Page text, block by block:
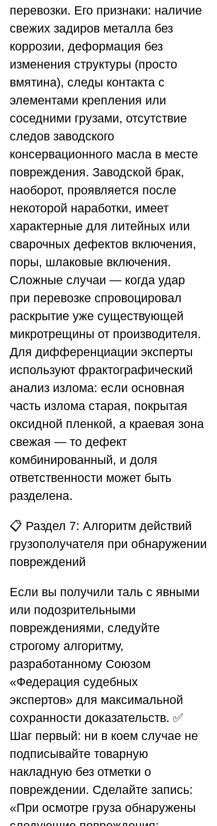
перевозки. Его признаки: наличие
свежих задиров металла без
коррозии, деформация без
изменения структуры (просто
вмятина), следы контакта с
элементами крепления или
соседними грузами, отсутствие
следов заводского
консервационного масла в месте
повреждения. Заводской брак,
наоборот, проявляется после
некоторой наработки, имеет
характерные для литейных или
сварочных дефектов включения,
поры, шлаковые включения.
Сложные случаи — когда удар
при перевозке спровоцировал
раскрытие уже существующей
микротрещины от производителя.
Для дифференциации эксперты
используют фрактографический
анализ излома: если основная
часть излома старая, покрытая
оксидной пленкой, а краевая зона
свежая — то дефект
комбинированный, и доля
ответственности может быть
разделена.
📋 Раздел 7: Алгоритм действий
грузополучателя при обнаружении
повреждений
Если вы получили таль с явными
или подозрительными
повреждениями, следуйте
строгому алгоритму,
разработанному Союзом
«Федерация судебных
экспертов» для максимальной
сохранности доказательств. ✅
Шаг первый: ни в коем случае не
подписывайте товарную
накладную без отметки о
повреждении. Сделайте запись:
«При осмотре груза обнаружены